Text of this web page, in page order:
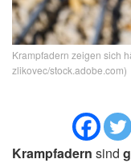
Krampfadern zeigen sich
zlikovec/stock.adobe.com)
Krampfadern sind